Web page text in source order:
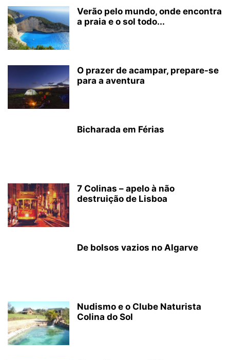
Verão pelo mundo, onde encontra
a praia e o sol todo...
O prazer de acampar, prepare-se
para a aventura
Bicharada em Férias
7 Colinas – apelo à não
destruição de Lisboa
De bolsos vazios no Algarve
Nudismo e o Clube Naturista
Colina do Sol